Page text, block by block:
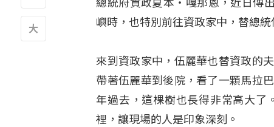
嶼時，也特別前往資政家中，替總統
來到資政家中，伍麗華也替資政的
帶著伍麗華到後院，看了一顆馬拉
年過去，這棵樹也長得非常高大了
裡，讓現場的人是印象深刻。